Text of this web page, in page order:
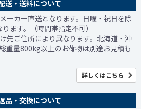
送・送料について
ーカー直送となります。日曜・祝日を除
ます。（時間帯指定不可）
先ご住所により異なります。北海道・沖
重量800kg以上のお荷物は別途お見積も
詳しくはこちら
品・交換について